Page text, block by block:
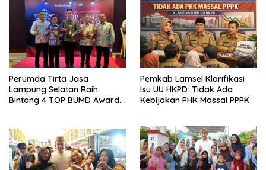
Perumda Tirta Jasa
Lampung Selatan Raih
Bintang 4 TOP BUMD Awards
Pemkab Lamsel Klarifikasi
Isu UU HKPD: Tidak Ada
Kebijakan PHK Massal PPPK